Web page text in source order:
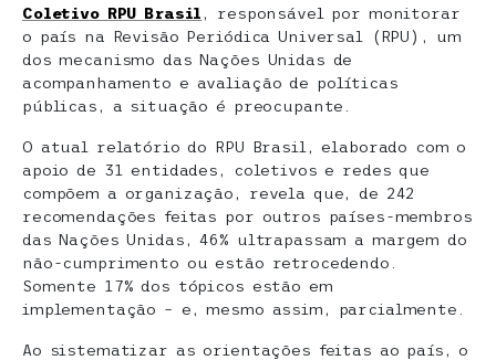
Coletivo RPU Brasil , responsável por monitorar
o país na Revisão Periódica Universal (RPU), um
dos mecanismo das Nações Unidas de
acompanhamento e avaliação de políticas
públicas, a situação é preocupante.
O atual relatório do RPU Brasil, elaborado com o
apoio de 31 entidades, coletivos e redes que
compõem a organização, revela que, de 242
recomendações feitas por outros países-membros
das Nações Unidas, 46% ultrapassam a margem do
não-cumprimento ou estão retrocedendo.
Somente 17% dos tópicos estão em
implementação – e, mesmo assim, parcialmente.
Ao sistematizar as orientações feitas ao país, o